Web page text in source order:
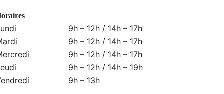
9h – 12h / 14h – 17h
9h – 12h / 14h – 17h
9h – 12h / 14h – 17h
9h – 12h / 14h – 19h
9h – 13h